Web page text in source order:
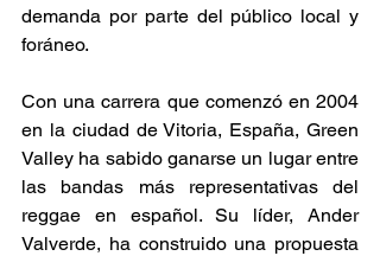
demanda por parte del público local y
foráneo.
Con una carrera que comenzó en 2004
en la ciudad de Vitoria, España, Green
Valley ha sabido ganarse un lugar entre
las bandas más representativas del
reggae en español. Su líder, Ander
Valverde, ha construido una propuesta